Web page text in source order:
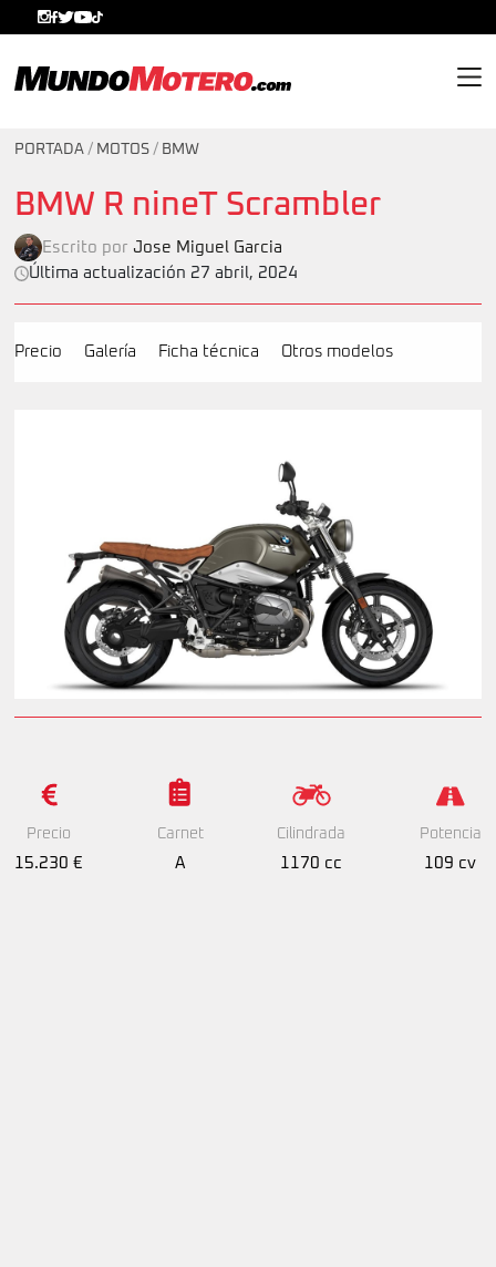
PORTADA / MOTOS / BMW
BMW R nineT Scrambler
Escrito por Jose Miguel Garcia
Última actualización 27 abril, 2024
Precio Galería Ficha técnica Otros modelos
Precio
15.230 €
Carnet
A
Cilindrada
1170 cc
Potencia
109 cv